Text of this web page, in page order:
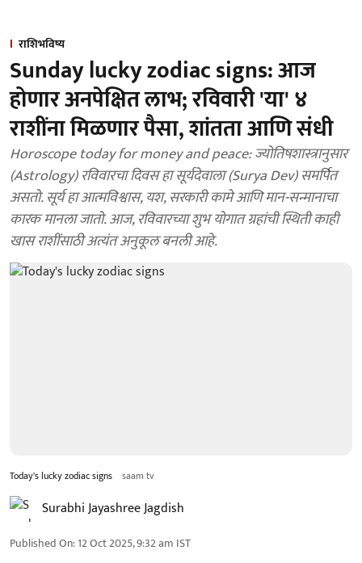
राशिभविष्य
Sunday lucky zodiac signs: आज
होणार अनपेक्षित लाभ; रविवारी 'या' ४
राशींना मिळणार पैसा, शांतता आणि संधी
Horoscope today for money and peace: ज्योतिषशास्त्रानुसार
(Astrology) रविवारचा दिवस हा सूर्यदेवाला (Surya Dev) समर्पित
असतो. सूर्य हा आत्मविश्वास, यश, सरकारी कामे आणि मान-सन्मानाचा
कारक मानला जातो. आज, रविवारच्या शुभ योगात ग्रहांची स्थिती काही
खास राशींसाठी अत्यंत अनुकूल बनली आहे.
Today's lucky zodiac signs saam tv
Surabhi Jayashree Jagdish
Published On:12 Oct 2025, 9:32 am IST